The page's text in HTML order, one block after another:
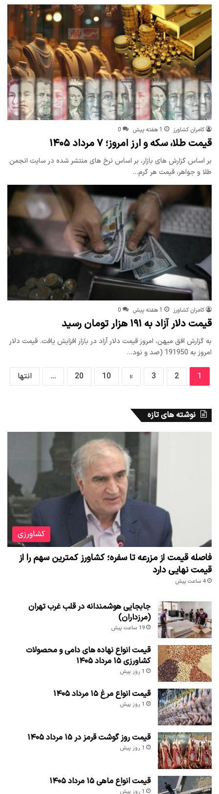
کامران کشاورز 1 هفته پیش 0
قیمت طلا، سکه و ارز امروز؛ ۷ مرداد ۱۴۰۵
بر اساس گزارش های بازار، بر اساس نرخ های منتشر شده در سایت انجمن
طلا و جواهر، قیمت هر گرم…
کامران کشاورز 1 هفته پیش 0
قیمت دلار آزاد به ۱۹۱ هزار تومان رسید
به گزارش افق میهن، امروز قیمت دلار آزاد در بازار افزایش یافت. قیمت دلار
امروز به 191950 (صد و نود…
1
2
3
»
10
20
... انتها
نوشته های تازه
کشاورزی
فاصله قیمت از مزرعه تا سفره؛ کشاورز کمترین سهم را از
قیمت نهایی دارد
4 ساعت پیش
جابجایی هوشمندانه در قلب غرب تهران
(مرزداران)
19 ساعت پیش
قیمت انواع نهاده های دامی و محصولات
کشاورزی ۱۵ مرداد ۱۴۰۵
1 روز پیش
قیمت انواع مرغ ۱۵ مرداد ۱۴۰۵
1 روز پیش
قیمت روز گوشت قرمز در ۱۵ مرداد ۱۴۰۵
1 روز پیش
قیمت انواع ماهی ۱۵ مرداد ۱۴۰۵
1 روز پیش